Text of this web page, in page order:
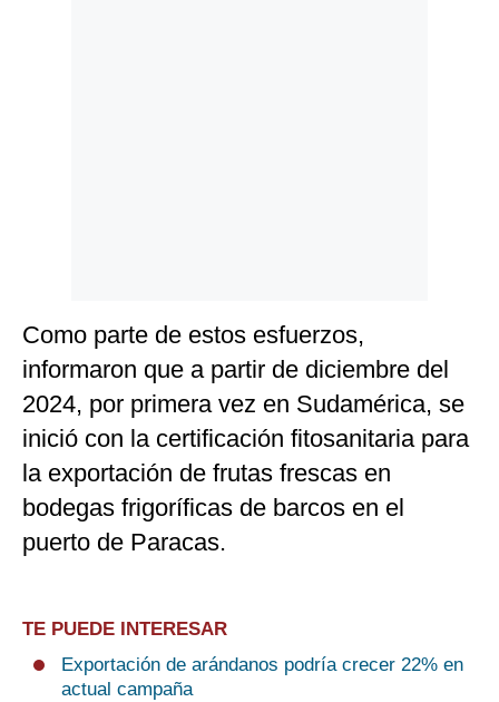
Como parte de estos esfuerzos,
informaron que a partir de diciembre del
2024, por primera vez en Sudamérica, se
inició con la certificación fitosanitaria para
la exportación de frutas frescas en
bodegas frigoríficas de barcos en el
puerto de Paracas.
TE PUEDE INTERESAR
Exportación de arándanos podría crecer 22% en
actual campaña